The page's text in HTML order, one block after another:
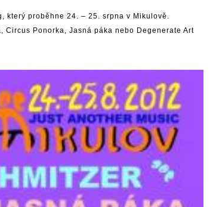
který proběhne 24. – 25. srpna v Mikulově.
Circus Ponorka, Jasná páka nebo Degenerate Art